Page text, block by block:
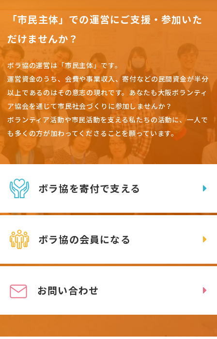
「市民主体」での運営にご支援・参加いた
だけませんか？
ボラ協の運営は「市民主体」です。
運営資金のうち、会費や事業収入、寄付などの民間資金が半分
以上であるのはその意志の現れです。 あなたも大阪ボランティ
ア協会を通じて市民社会づくりに参加しませんか？
ボランティア活動や市民活動を支える私たちの活動に、一人で
も多くの方が加わってくださることを願っています。
ボラ協を寄付で支える
ボラ協の会員になる
お問い合わせ